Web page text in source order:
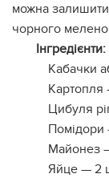
можна залишити
чорного
Інгредієнти:
Кабачки
Картопля
Цибуля
Майонез
Яйце — 2